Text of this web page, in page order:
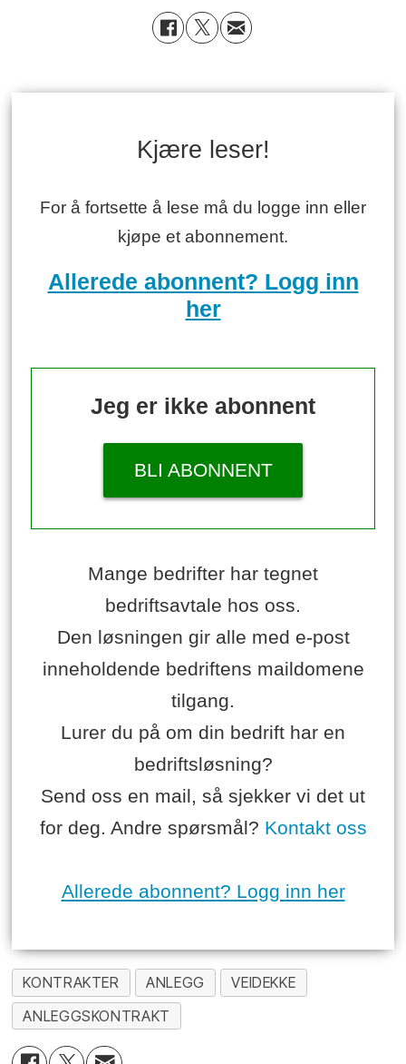
Kjære leser!
For å fortsette å lese må du logge inn eller
kjøpe et abonnement.
Allerede abonnent? Logg inn
her
Jeg er ikke abonnent
BLI ABONNENT
Mange bedrifter har tegnet
bedriftsavtale hos oss.
Den løsningen gir alle med e-post
inneholdende bedriftens maildomene
tilgang.
Lurer du på om din bedrift har en
bedriftsløsning?
Send oss en mail, så sjekker vi det ut
for deg. Andre spørsmål? Kontakt oss
Allerede abonnent? Logg inn her
KONTRAKTER ANLEGG
VEIDEKKE
ANLEGGSKONTRAKT